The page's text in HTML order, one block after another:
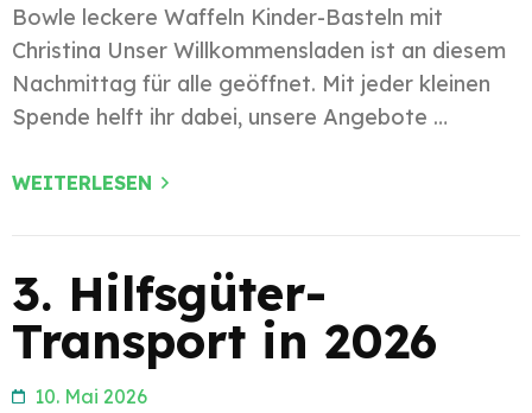
Bowle leckere Waffeln Kinder-Basteln mit
Christina Unser Willkommensladen ist an diesem
Nachmittag für alle geöffnet. Mit jeder kleinen
Spende helft ihr dabei, unsere Angebote …
WEITERLESEN
3. Hilfsgüter-
Transport in 2026
10. Mai 2026